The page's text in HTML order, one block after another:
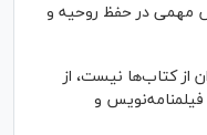
مهمی در حفظ روحیه و
از کتاب‌ها نیست، از
و